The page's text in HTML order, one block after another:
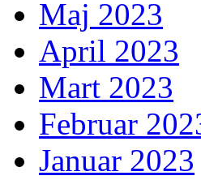
Maj 2023
April 2023
Mart 2023
Februar
Januar 2023